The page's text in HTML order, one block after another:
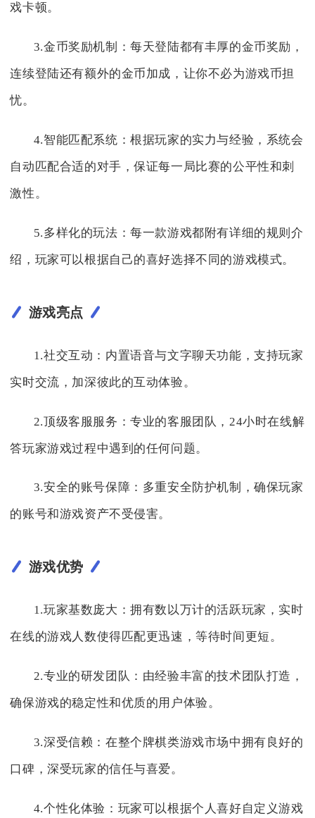
戏卡顿。
3.金币奖励机制：每天登陆都有丰厚的金币奖励，
连续登陆还有额外的金币加成，让你不必为游戏币担
忧。
4.智能匹配系统：根据玩家的实力与经验，系统会
自动匹配合适的对手，保证每一局比赛的公平性和刺
激性。
5.多样化的玩法：每一款游戏都附有详细的规则介
绍，玩家可以根据自己的喜好选择不同的游戏模式。
游戏亮点
1.社交互动：内置语音与文字聊天功能，支持玩家
实时交流，加深彼此的互动体验。
2.顶级客服服务：专业的客服团队，24小时在线解
答玩家游戏过程中遇到的任何问题。
3.安全的账号保障：多重安全防护机制，确保玩家
的账号和游戏资产不受侵害。
游戏优势
1.玩家基数庞大：拥有数以万计的活跃玩家，实时
在线的游戏人数使得匹配更迅速，等待时间更短。
2.专业的研发团队：由经验丰富的技术团队打造，
确保游戏的稳定性和优质的用户体验。
3.深受信赖：在整个牌棋类游戏市场中拥有良好的
口碑，深受玩家的信任与喜爱。
4.个性化体验：玩家可以根据个人喜好自定义游戏